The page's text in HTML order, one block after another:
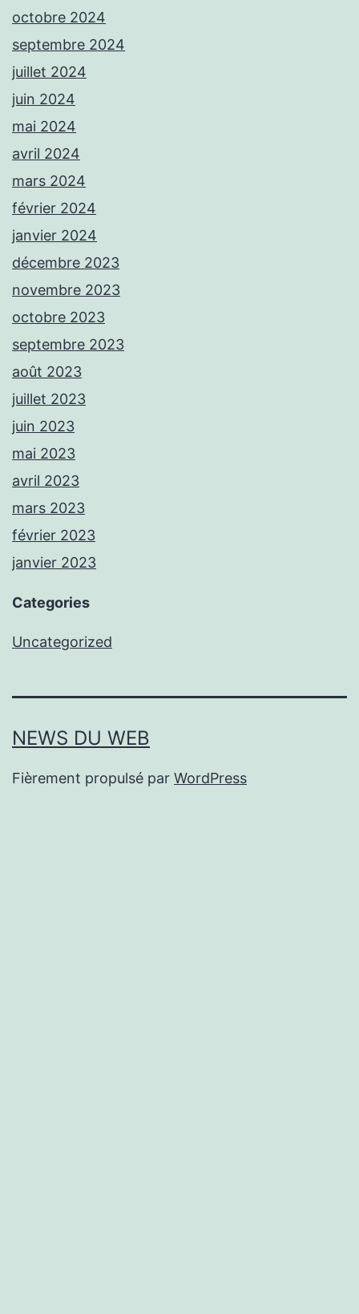
octobre 2024
septembre 2024
juillet 2024
juin 2024
mai 2024
avril 2024
mars 2024
février 2024
janvier 2024
décembre 2023
novembre 2023
octobre 2023
septembre 2023
août 2023
juillet 2023
juin 2023
mai 2023
avril 2023
mars 2023
février 2023
janvier 2023
Categories
Uncategorized
NEWS DU WEB
Fièrement propulsé par WordPress